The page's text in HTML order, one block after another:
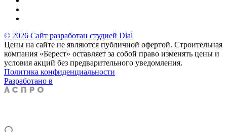
© 2026 Сайт разработан студией Dial
Цены на сайте не являются публичной офертой. Строительная
компания «Берест» оставляет за собой право изменять цены и
условия акций без предварительного уведомления.
Политика конфиденциальности
Разработано в